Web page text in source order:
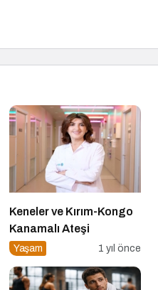
Keneler ve Kırım-Kongo
Kanamalı Ateşi
Yaşam 1 yıl önce